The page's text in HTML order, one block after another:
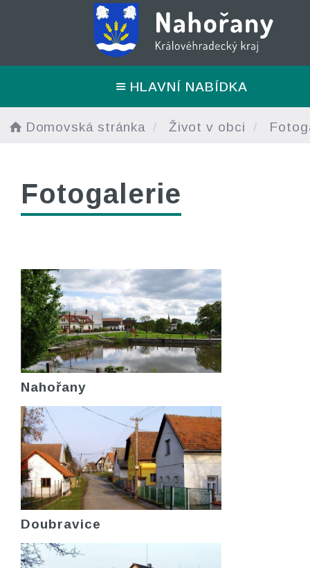
HLAVNÍ NABÍDKA
Domovská stránka Život v obci
Fotogalerie
Nahořany
Doubravice